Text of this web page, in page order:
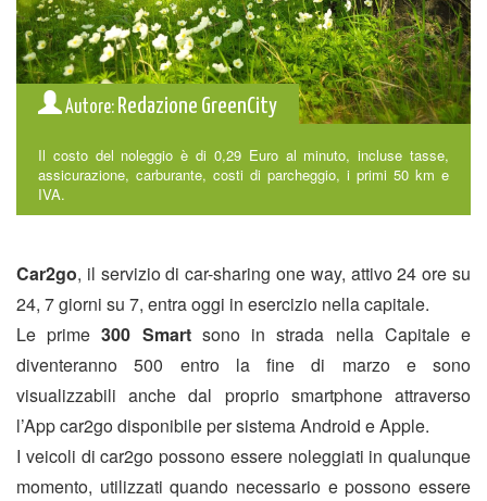
Autore: Redazione GreenCity
Il costo del noleggio è di 0,29 Euro al minuto, incluse tasse,
assicurazione, carburante, costi di parcheggio, i primi 50 km e
IVA.
Car2go, il servizio di car-sharing one way, attivo 24 ore su
24, 7 giorni su 7, entra oggi in esercizio nella capitale.
Le prime300 Smartsono in strada nella Capitale e
diventeranno 500 entro la fine di marzo e sono
visualizzabili anche dal proprio smartphone attraverso
l’App car2go disponibile per sistema Android e Apple.
I veicoli di car2go possono essere noleggiati in qualunque
momento, utilizzati quando necessario e possono essere